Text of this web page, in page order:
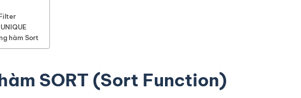
hàm Sort
SORT (Sort Function)